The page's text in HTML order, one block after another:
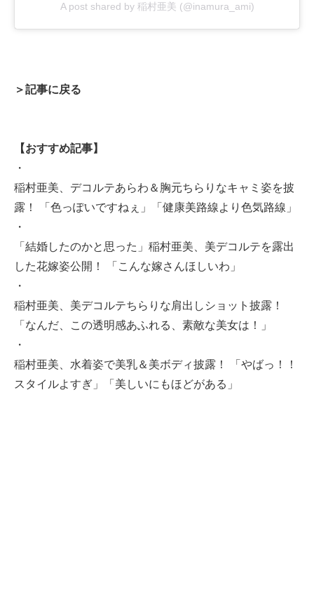
A post shared by 稲村亜美 (@inamura_ami)
＞記事に戻る
【おすすめ記事】
・
稲村亜美、デコルテあらわ＆胸元ちらりなキャミ姿を披
露！ 「色っぽいですねぇ」「健康美路線より色気路線」
・
「結婚したのかと思った」稲村亜美、美デコルテを露出
した花嫁姿公開！ 「こんな嫁さんほしいわ」
・
稲村亜美、美デコルテちらりな肩出しショット披露！
「なんだ、この透明感あふれる、素敵な美女は！」
・
稲村亜美、水着姿で美乳＆美ボディ披露！ 「やばっ！！
スタイルよすぎ」「美しいにもほどがある」